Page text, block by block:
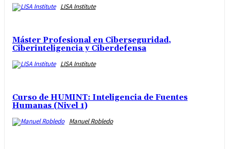
LISA Institute
Máster Profesional en Ciberseguridad,
Ciberinteligencia y Ciberdefensa
LISA Institute
Curso de HUMINT: Inteligencia de Fuentes
Humanas (Nivel 1)
Manuel Robledo